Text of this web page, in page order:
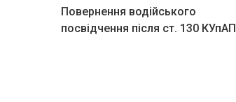
Повернення водійського
посвідчення після ст. 130 КУпАП